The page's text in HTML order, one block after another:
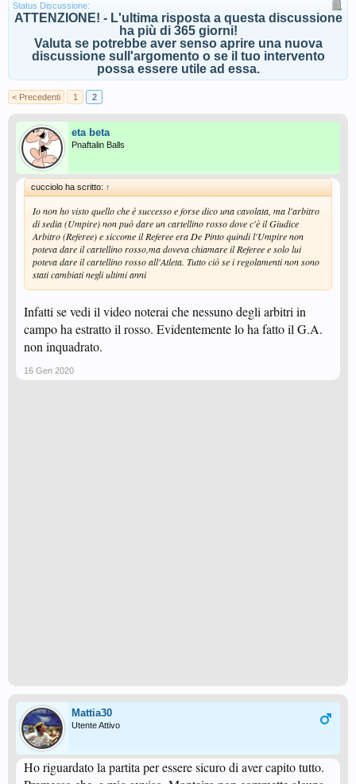
Status Discussione:
ATTENZIONE! - L'ultima risposta a questa discussione
ha più di 365 giorni!
Valuta se potrebbe aver senso aprire una nuova
discussione sull'argomento o se il tuo intervento
possa essere utile ad essa.
< Precedenti 1 2
eta beta
Pnaftalin Balls
cucciolo ha scritto: ↑
Io non ho visto quello che è successo e forse dico una cavolata, ma l'arbitro
di sedia (Umpire) non può dare un cartellino rosso dove c'è il Giudice
Arbitro (Referee) e siccome il Referee era De Pinto quindi l'Umpire non
poteva dare il cartellino rosso,ma doveva chiamare il Referee e solo lui
poteva dare il cartellino rosso all'Atleta. Tutto ciò se i regolamenti non sono
stati cambiati negli ultimi anni
Infatti se vedi il video noterai che nessuno degli arbitri in
campo ha estratto il rosso. Evidentemente lo ha fatto il G.A.
non inquadrato.
16 Gen 2020
Mattia30
Utente Attivo
Ho riguardato la partita per essere sicuro di aver capito tutto.